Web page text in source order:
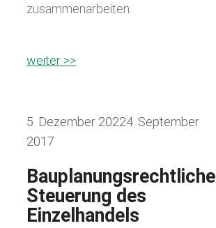
zusammenarbeiten.
weiter >>
5. Dezember 20224. September
2017
Bauplanungsrechtliche
Steuerung des
Einzelhandels